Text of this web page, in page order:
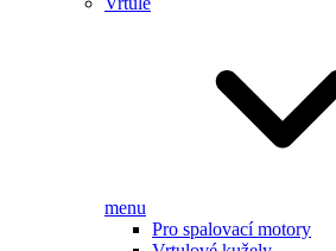
menu
Pro spalovací motory